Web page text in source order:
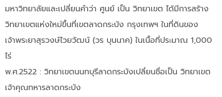
มหาวิทยาลัยและเปลี่ยนคำว่า ศูนย์ เป็น วิทยาเขต ได้มีการสร้าง
วิทยาเขตแห่งใหม่ขึ้นที่เขตลาดกระบัง กรุงเทพฯ ในที่ดินของ
เจ้าพระยาสุรวงษ์ไวยวัฒน์ (วร บุนนาค) ในเนื้อที่ประมาณ 1,000
ไร่
พ.ศ.2522 : วิทยาเขตนนทบุรีลาดกระบังเปลี่ยนชื่อเป็น วิทยาเขต
เจ้าคุณทหารลาดกระบัง